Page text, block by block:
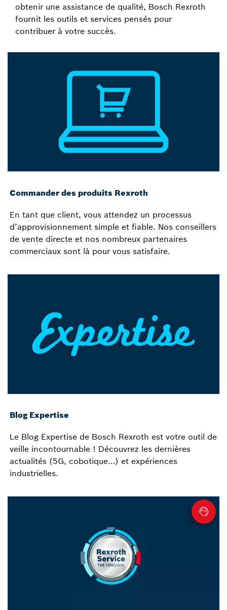
obtenir une assistance de qualité, Bosch Rexroth
fournit les outils et services pensés pour
contribuer à votre succès.
Commander des produits Rexroth
En tant que client, vous attendez un processus
d’approvisionnement simple et fiable. Nos conseillers
de vente directe et nos nombreux partenaires
commerciaux sont là pour vous satisfaire.
Blog Expertise
Le Blog Expertise de Bosch Rexroth est votre outil de
veille incontournable ! Découvrez les dernières
actualités (5G, cobotique…) et expériences
industrielles.